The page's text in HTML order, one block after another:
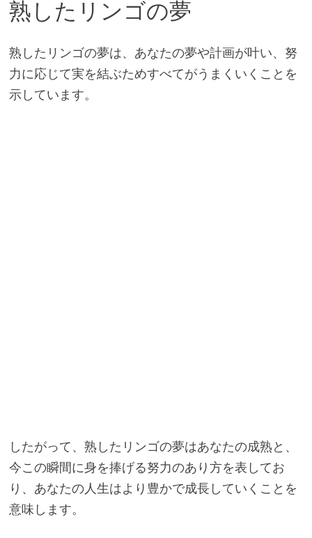
熟したリンゴの夢
熟したリンゴの夢は、あなたの夢や計画が叶い、努
力に応じて実を結ぶためすべてがうまくいくことを
示しています。
したがって、熟したリンゴの夢はあなたの成熟と、
今この瞬間に身を捧げる努力のあり方を表してお
り、あなたの人生はより豊かで成長していくことを
意味します。